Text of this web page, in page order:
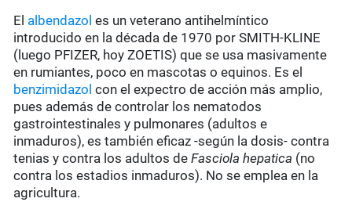
El albendazol es un veterano antihelmíntico
introducido en la década de 1970 por SMITH-KLINE
(luego PFIZER, hoy ZOETIS) que se usa masivamente
en rumiantes, poco en mascotas o equinos. Es el
benzimidazol con el expectro de acción más amplio,
pues además de controlar los nematodos
gastrointestinales y pulmonares (adultos e
inmaduros), es también eficaz -según la dosis- contra
tenias y contra los adultos deFasciola hepatica (no
contra los estadios inmaduros). No se emplea en la
agricultura.